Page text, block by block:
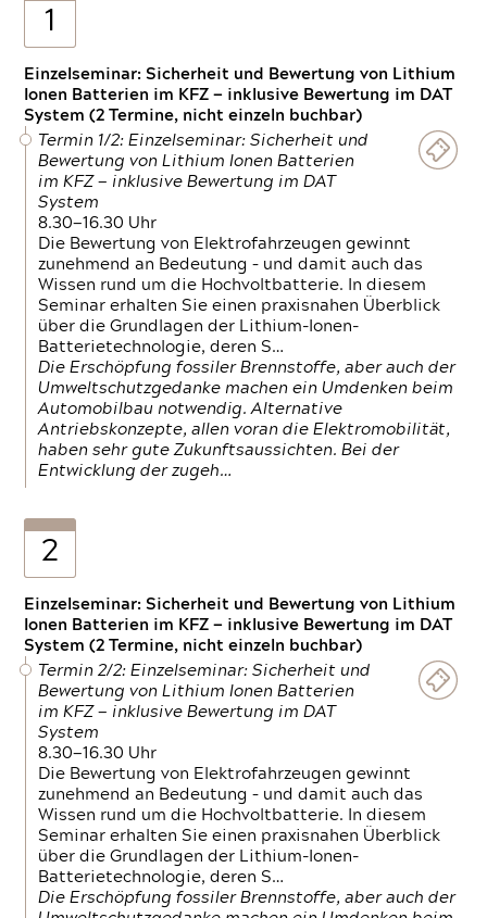
1
Einzelseminar: Sicherheit und Bewertung von Lithium
Ionen Batterien im KFZ — inklusive Bewertung im DAT
System (2 Termine, nicht einzeln buchbar)
Termin 1/2: Einzelseminar: Sicherheit und
Bewertung von Lithium Ionen Batterien
im KFZ — inklusive Bewertung im DAT
System
8.30—16.30 Uhr
Die Bewertung von Elektrofahrzeugen gewinnt
zunehmend an Bedeutung – und damit auch das
Wissen rund um die Hochvoltbatterie. In diesem
Seminar erhalten Sie einen praxisnahen Überblick
über die Grundlagen der Lithium-Ionen-
Batterietechnologie, deren S…
Die Erschöpfung fossiler Brennstoffe, aber auch der
Umweltschutzgedanke machen ein Umdenken beim
Automobilbau notwendig. Alternative
Antriebskonzepte, allen voran die Elektromobilität,
haben sehr gute Zukunftsaussichten. Bei der
Entwicklung der zugeh…
2
Einzelseminar: Sicherheit und Bewertung von Lithium
Ionen Batterien im KFZ — inklusive Bewertung im DAT
System (2 Termine, nicht einzeln buchbar)
Termin 2/2: Einzelseminar: Sicherheit und
Bewertung von Lithium Ionen Batterien
im KFZ — inklusive Bewertung im DAT
System
8.30—16.30 Uhr
Die Bewertung von Elektrofahrzeugen gewinnt
zunehmend an Bedeutung – und damit auch das
Wissen rund um die Hochvoltbatterie. In diesem
Seminar erhalten Sie einen praxisnahen Überblick
über die Grundlagen der Lithium-Ionen-
Batterietechnologie, deren S…
Die Erschöpfung fossiler Brennstoffe, aber auch der